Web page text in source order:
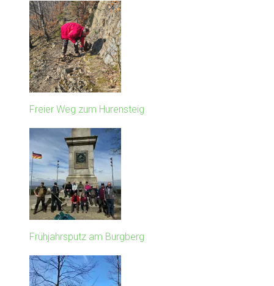
Freier Weg zum Hurensteig
Frühjahrsputz am Burgberg